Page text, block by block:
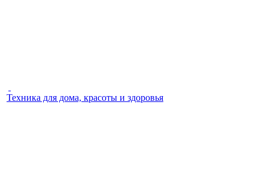
Техника для дома, красоты и здоровья